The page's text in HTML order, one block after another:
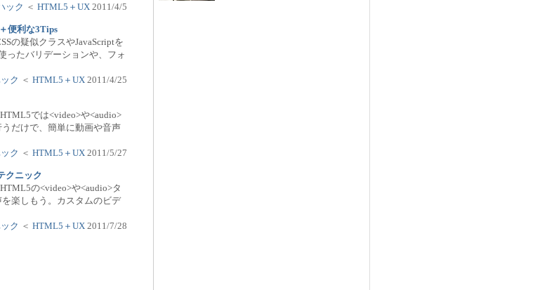
ック ＜ HTML5＋UX 2011/4/5
便利な3Tips
の疑似クラスやJavaScriptを
ったバリデーションや、フォ
ク ＜ HTML5＋UX 2011/4/25
HTML5では<video>や<audio>
だけで、簡単に動画や音声
ク ＜ HTML5＋UX 2011/5/27
クニック
HTML5の<video>や<audio>タ
を楽しもう。カスタムのビデ
ク ＜ HTML5＋UX 2011/7/28